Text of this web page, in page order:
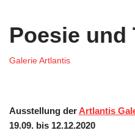
Poesie und
Galerie Artlantis
Ausstellung derArtlantis
19.09. bis 12.12.2020